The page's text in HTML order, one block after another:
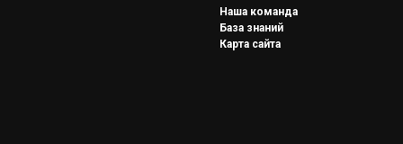
Наша команда
База знаний
Карта сайта